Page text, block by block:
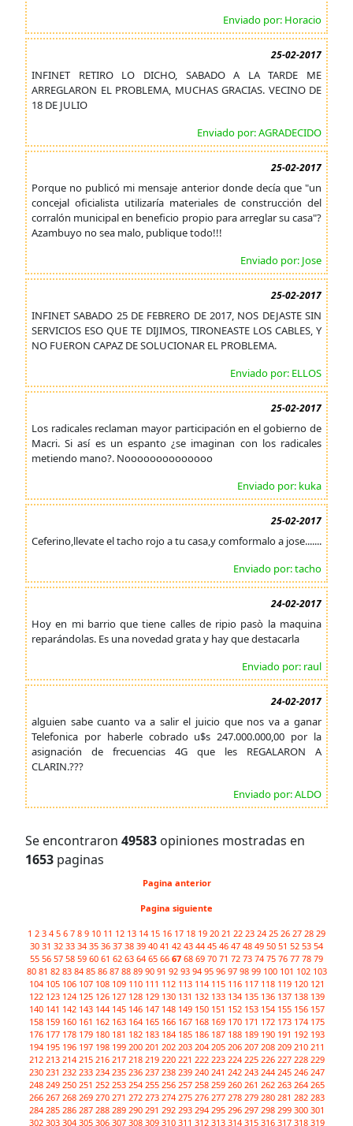
Enviado por: Horacio
25-02-2017
INFINET RETIRO LO DICHO, SABADO A LA TARDE ME
ARREGLARON EL PROBLEMA, MUCHAS GRACIAS. VECINO DE
18 DE JULIO
Enviado por: AGRADECIDO
25-02-2017
Porque no publicó mi mensaje anterior donde decía que "un
concejal oficialista utilizaría materiales de construcción del
corralón municipal en beneficio propio para arreglar su casa"?
Azambuyo no sea malo, publique todo!!!
Enviado por: Jose
25-02-2017
INFINET SABADO 25 DE FEBRERO DE 2017, NOS DEJASTE SIN
SERVICIOS ESO QUE TE DIJIMOS, TIRONEASTE LOS CABLES, Y
NO FUERON CAPAZ DE SOLUCIONAR EL PROBLEMA.
Enviado por: ELLOS
25-02-2017
Los radicales reclaman mayor participación en el gobierno de
Macri. Si así es un espanto ¿se imaginan con los radicales
metiendo mano?. Noooooooooooooo
Enviado por: kuka
25-02-2017
Ceferino,llevate el tacho rojo a tu casa,y comformalo a jose.......
Enviado por: tacho
24-02-2017
Hoy en mi barrio que tiene calles de ripio pasò la maquina
reparándolas. Es una novedad grata y hay que destacarla
Enviado por: raul
24-02-2017
alguien sabe cuanto va a salir el juicio que nos va a ganar
Telefonica por haberle cobrado u$s 247.000.000,00 por la
asignación de frecuencias 4G que les REGALARON A
CLARIN.???
Enviado por: ALDO
Se encontraron 49583 opiniones mostradas en
1653 paginas
Pagina anterior
Pagina siguiente
1 2 3 4 5 6 7 8 9 10 11 12 13 14 15 16 17 18 19 20 21 22 23 24 25 26 27 28 29
30 31 32 33 34 35 36 37 38 39 40 41 42 43 44 45 46 47 48 49 50 51 52 53 54
55 56 57 58 59 60 61 62 63 64 65 66 67 68 69 70 71 72 73 74 75 76 77 78 79
80 81 82 83 84 85 86 87 88 89 90 91 92 93 94 95 96 97 98 99 100 101 102 103
104 105 106 107 108 109 110 111 112 113 114 115 116 117 118 119 120 121
122 123 124 125 126 127 128 129 130 131 132 133 134 135 136 137 138 139
140 141 142 143 144 145 146 147 148 149 150 151 152 153 154 155 156 157
158 159 160 161 162 163 164 165 166 167 168 169 170 171 172 173 174 175
176 177 178 179 180 181 182 183 184 185 186 187 188 189 190 191 192 193
194 195 196 197 198 199 200 201 202 203 204 205 206 207 208 209 210 211
212 213 214 215 216 217 218 219 220 221 222 223 224 225 226 227 228 229
230 231 232 233 234 235 236 237 238 239 240 241 242 243 244 245 246 247
248 249 250 251 252 253 254 255 256 257 258 259 260 261 262 263 264 265
266 267 268 269 270 271 272 273 274 275 276 277 278 279 280 281 282 283
284 285 286 287 288 289 290 291 292 293 294 295 296 297 298 299 300 301
302 303 304 305 306 307 308 309 310 311 312 313 314 315 316 317 318 319